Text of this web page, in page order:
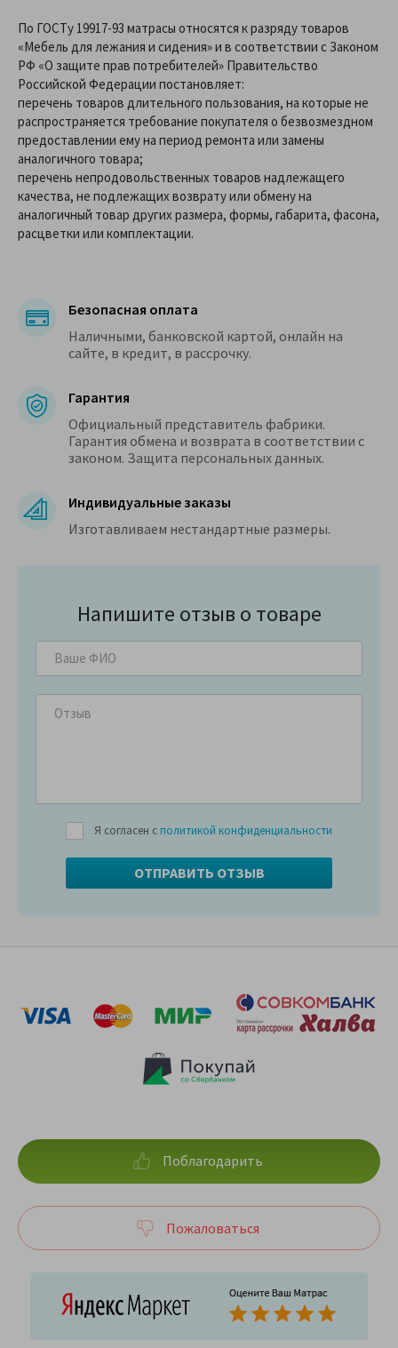
По ГОСТу 19917-93 матрасы относятся к разряду товаров
«Мебель для лежания и сидения» и в соответствии с Законом
РФ «О защите прав потребителей» Правительство
Российской Федерации постановляет:
перечень товаров длительного пользования, на которые не
распространяется требование покупателя о безвозмездном
предоставлении ему на период ремонта или замены
аналогичного товара;
перечень непродовольственных товаров надлежащего
качества, не подлежащих возврату или обмену на
аналогичный товар других размера, формы, габарита, фасона,
расцветки или комплектации.
Безопасная оплата
Наличными, банковской картой, онлайн на
сайте, в кредит, в рассрочку.
Гарантия
Официальный представитель фабрики.
Гарантия обмена и возврата в соответствии с
законом. Защита персональных данных.
Индивидуальные заказы
Изготавливаем нестандартные размеры.
Напишите отзыв о товаре
Я согласен с политикой конфиденциальности
Поблагодарить
Пожаловаться